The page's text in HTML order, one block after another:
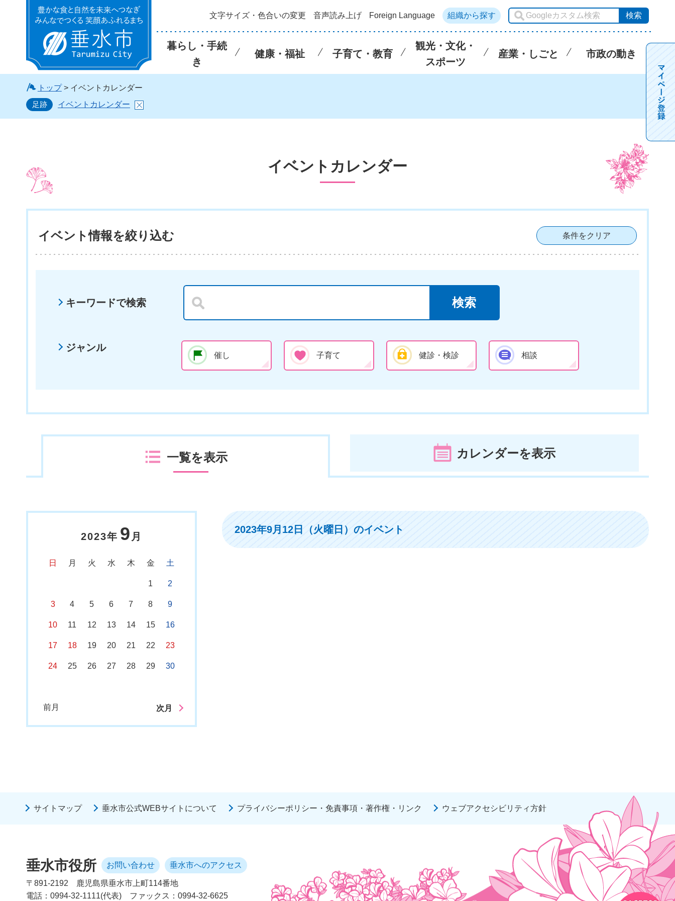
垂水市 文字サイズ・色合いの変更 音声読み上げ Foreign Language 組織から探す
暮らし・手続
き
健康・福祉 子育て・教育
観光・文化・
スポーツ
産業・しごと 市政の動き
トップ> イベントカレンダー
足跡
イベントカレンダー
イベントカレンダー
イベント情報を絞り込む 条件をクリア
キーワードで検索
ジャンル
催し 子育て 健診・検診 相談
一覧を表示 カレンダーを表示
2023年 9 月
日 月 火 水 木 金 土
1 2
3 4 5 6 7 8 9
10 11 12 13 14 15 16
17 18 19 20 21 22 23
24 25 26 27 28 29 30
前月 次月
2023年9月12日（火曜日）のイベント
サイトマップ 垂水市公式WEBサイトについて プライバシーポリシー・免責事項・著作権・リンク ウェブアクセシビリティ方針
垂水市役所 お問い合わせ 垂水市へのアクセス
〒891-2192
鹿児島県垂水市上町114番地
電話：0994-32-1111(代表)
ファックス：0994-32-6625